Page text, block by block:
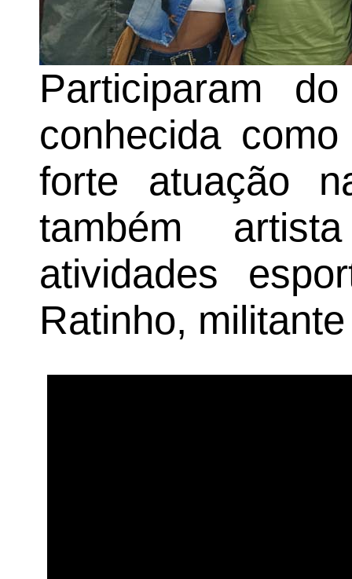
Participaram
conhecida
forte atuação
também
atividades
Ratinho,